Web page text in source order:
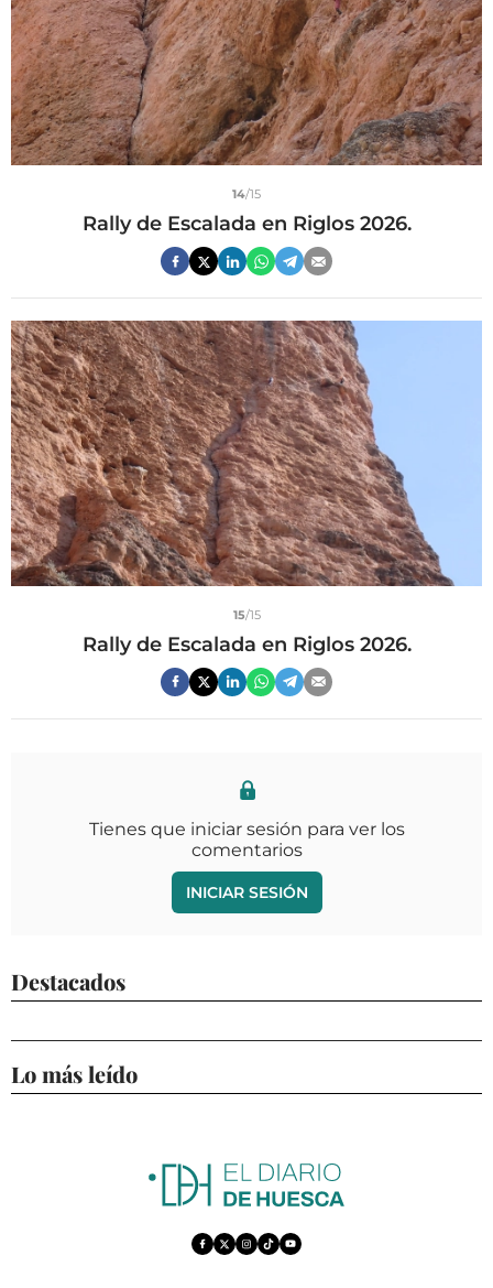
14/15
Rally de Escalada en Riglos 2026.
15/15
Rally de Escalada en Riglos 2026.
Tienes que iniciar sesión para ver los
comentarios
INICIAR SESIÓN
Destacados
Lo más leído